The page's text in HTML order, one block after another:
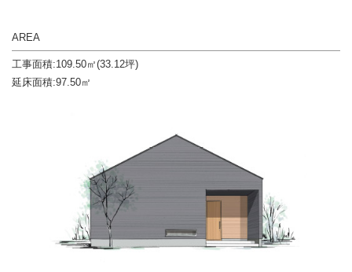
AREA
工事面積:109.50㎡(33.12坪)
延床面積:97.50㎡